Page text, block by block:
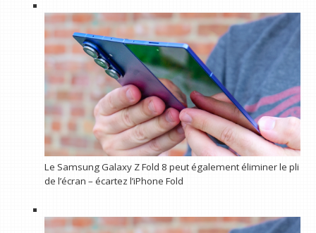
Le Samsung Galaxy Z Fold 8 peut également éliminer le pli
de l’écran – écartez l’iPhone Fold